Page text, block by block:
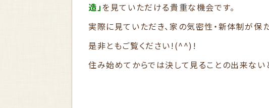
造」を見ていただける貴重な機会です。
実際に見ていただき、家の気密性・新体制が保
是非ともご覧ください!(^^)!
住み始めてからでは決して見ることの出来ない